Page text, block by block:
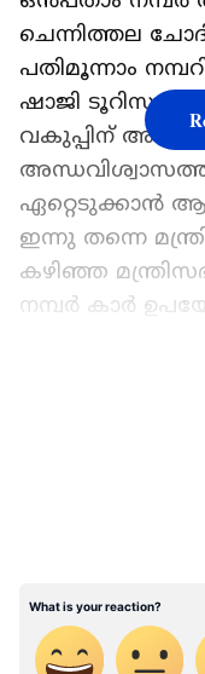
ചെന്നിത്തല
പതിമൂന്നാം
ഷാജി ടൂറിസം
വകുപ്പിന്
ഏറ്റെടുക്കാൻ
ഇന്നു തന്നെ
കഴിഞ്ഞ
നമ്പർ കാർ